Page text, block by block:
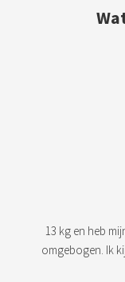
13 kg en heb
omgebogen. Ik